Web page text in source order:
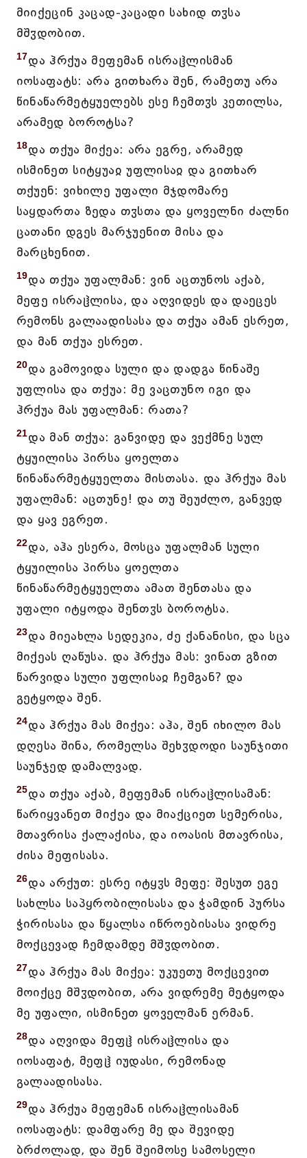
მიიქეცინ კაცად-კაცადი სახიდ თჳსა
მშჳდობით.
17და ჰრქუა მეფემან ისრაჱლისმან
იოსაფატს: არა გითხარა შენ, რამეთუ არა
წინაწარმეტყუელებს ესე ჩემთჳს კეთილსა,
არამედ ბოროტსა?
18და თქუა მიქეა: არა ეგრე, არამედ
ისმინეთ სიტყუაჲ უფლისაჲ და გითხარ
თქუენ: ვიხილე უფალი მჯდომარე
საყდართა ზედა თჳსთა და ყოველნი ძალნი
ცათანი დგეს მარჯუენით მისა და
მარცხენით.
19და თქუა უფალმან: ვინ აცთუნოს აქაბ,
მეფე ისრაჱლისა, და აღვიდეს და დაეცეს
რემონს გალაადისასა და თქუა ამან ესრეთ,
და მან თქუა ესრეთ.
20და გამოვიდა სული და დადგა წინაშე
უფლისა და თქუა: მე ვაცთუნო იგი და
ჰრქუა მას უფალმან: რათა?
21და მან თქუა: განვიდე და ვექმნე სულ
ტყუილისა პირსა ყოელთა
წინაწარმეტყუელთა მისთასა. და ჰრქუა მას
უფალმან: აცთუნე! და თუ შეუძლო, განვედ
და ყავ ეგრეთ.
22და, აჰა ესერა, მოსცა უფალმან სული
ტყუილისა პირსა ყოელთა
წინაწარმეტყუელთა ამათ შენთასა და
უფალი იტყოდა შენთჳს ბოროტსა.
23და მიეახლა სედეკია, ძე ქანანისი, და სცა
მიქეას ღაწუსა. და ჰრქუა მას: ვინათ გზით
წარვიდა სული უფლისაჲ ჩემგან? და
გეტყოდა შენ.
24და ჰრქუა მას მიქეა: აჰა, შენ იხილო მას
დღესა შინა, რომელსა შეხჳდოდი საუნჯითი
საუნჯედ დამალვად.
25და თქუა აქაბ, მეფემან ისრაჱლისამან:
წარიყვანეთ მიქეა და მიაქციეთ სემერისა,
მთავრისა ქალაქისა, და იოასის მთავრისა,
ძისა მეფისასა.
26და არქუთ: ესრე იტყჳს მეფე: შესუთ ეგე
სახლსა საპყრობილისასა და ჭამდინ პურსა
ჭირისასა და წყალსა იწროებისასა ვიდრე
მოქცევად ჩემდამდე მშჳდობით.
27და ჰრქუა მას მიქეა: უკუეთუ მოქცევით
მოიქცე მშჳდობით, არა ვიდრემე მეტყოდა
მე უფალი, ისმინეთ ყოველმან ერმან.
28და აღვიდა მეფჱ ისრაჱლისა და
იოსაფატ, მეფჱ იუდასი, რემონად
გალაადისასა.
29და ჰრქუა მეფემან ისრაჱლისამან
იოსაფატს: დამფარე მე და შევიდე
ბრძოლად, და შენ შეიმოსე სამოსელი